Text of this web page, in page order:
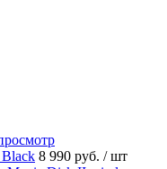
8 990 руб. / шт